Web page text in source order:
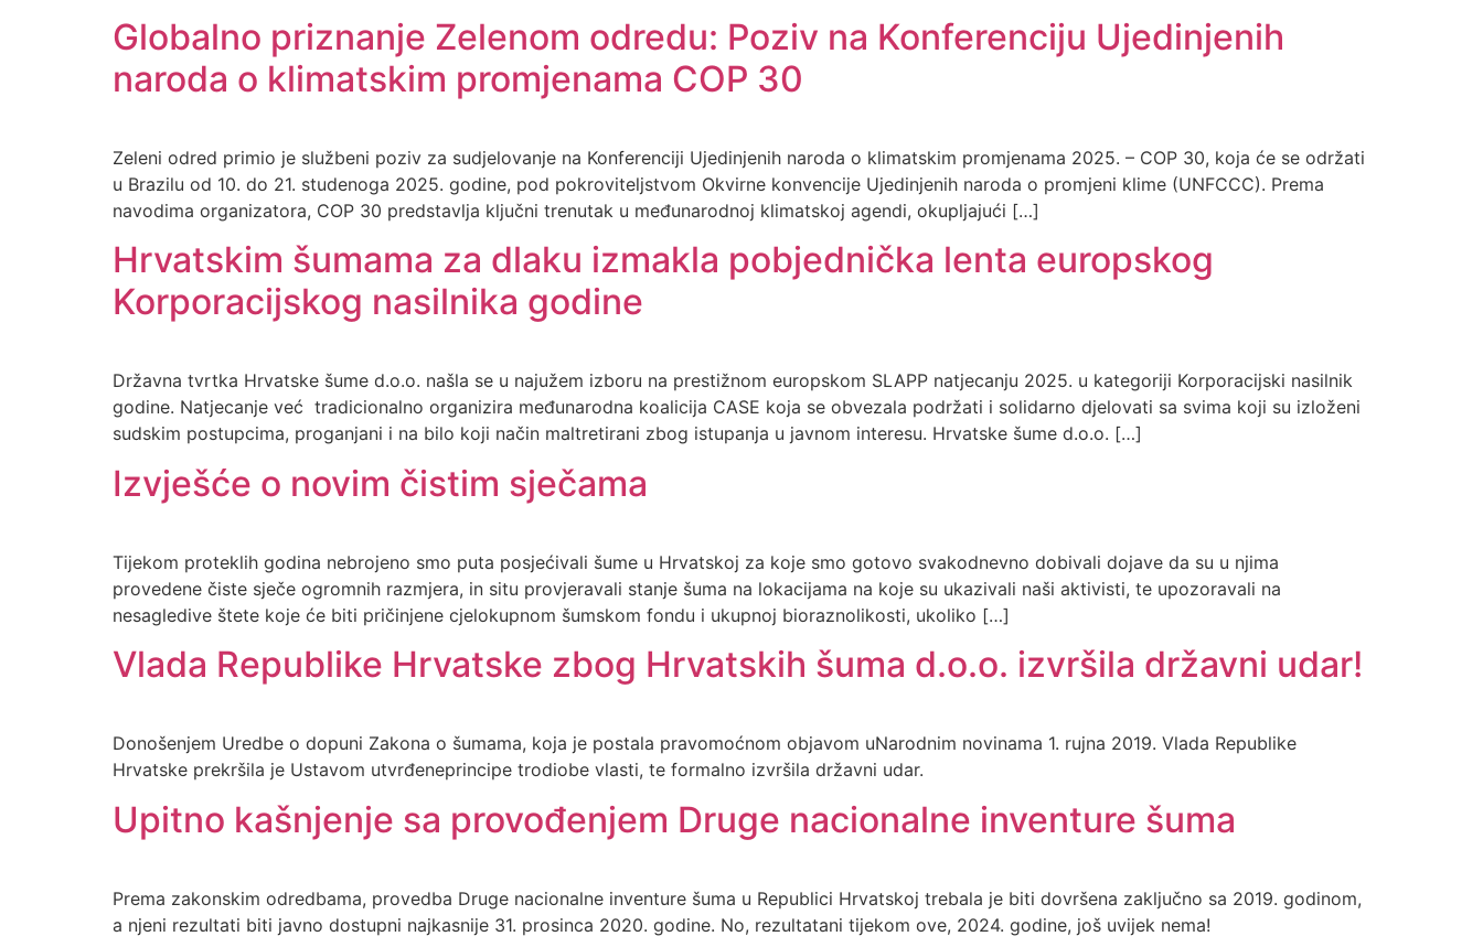
Globalno priznanje Zelenom odredu: Poziv na Konferenciju Ujedinjenih
naroda o klimatskim promjenama COP 30
Zeleni odred primio je službeni poziv za sudjelovanje na Konferenciji Ujedinjenih naroda o klimatskim promjenama 2025. – COP 30, koja će se održati
u Brazilu od 10. do 21. studenoga 2025. godine, pod pokroviteljstvom Okvirne konvencije Ujedinjenih naroda o promjeni klime (UNFCCC). Prema
navodima organizatora, COP 30 predstavlja ključni trenutak u međunarodnoj klimatskoj agendi, okupljajući […]
Hrvatskim šumama za dlaku izmakla pobjednička lenta europskog
Korporacijskog nasilnika godine
Državna tvrtka Hrvatske šume d.o.o. našla se u najužem izboru na prestižnom europskom SLAPP natjecanju 2025. u kategoriji Korporacijski nasilnik
godine. Natjecanje već tradicionalno organizira međunarodna koalicija CASE koja se obvezala podržati i solidarno djelovati sa svima koji su izloženi
sudskim postupcima, proganjani i na bilo koji način maltretirani zbog istupanja u javnom interesu. Hrvatske šume d.o.o. […]
Izvješće o novim čistim sječama
Tijekom proteklih godina nebrojeno smo puta posjećivali šume u Hrvatskoj za koje smo gotovo svakodnevno dobivali dojave da su u njima
provedene čiste sječe ogromnih razmjera, in situ provjeravali stanje šuma na lokacijama na koje su ukazivali naši aktivisti, te upozoravali na
nesagledive štete koje će biti pričinjene cjelokupnom šumskom fondu i ukupnoj bioraznolikosti, ukoliko […]
Vlada Republike Hrvatske zbog Hrvatskih šuma d.o.o. izvršila državni udar!
Donošenjem Uredbe o dopuni Zakona o šumama, koja je postala pravomoćnom objavom uNarodnim novinama 1. rujna 2019. Vlada Republike
Hrvatske prekršila je Ustavom utvrđeneprincipe trodiobe vlasti, te formalno izvršila državni udar.
Upitno kašnjenje sa provođenjem Druge nacionalne inventure šuma
Prema zakonskim odredbama, provedba Druge nacionalne inventure šuma u Republici Hrvatskoj trebala je biti dovršena zaključno sa 2019. godinom,
a njeni rezultati biti javno dostupni najkasnije 31. prosinca 2020. godine. No, rezultatani tijekom ove, 2024. godine, još uvijek nema!